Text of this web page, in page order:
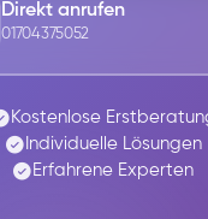
Direkt anrufen
01704375052
Kostenlose
Individuelle Lösungen
Erfahrene Experten